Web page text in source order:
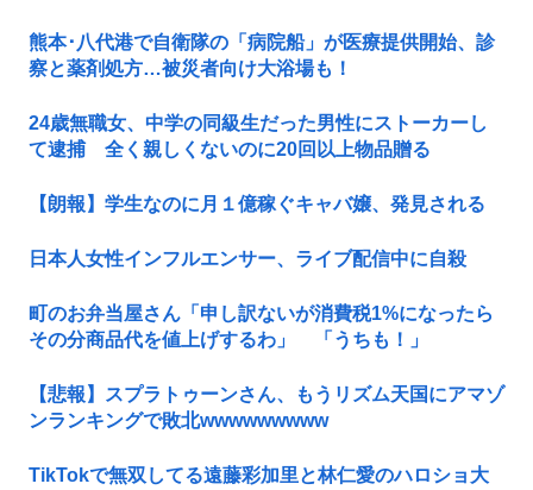
熊本･八代港で自衛隊の「病院船」が医療提供開始、診
察と薬剤処方…被災者向け大浴場も！
24歳無職女、中学の同級生だった男性にストーカーし
て逮捕 全く親しくないのに20回以上物品贈る
【朗報】学生なのに月１億稼ぐキャバ嬢、発見される
日本人女性インフルエンサー、ライブ配信中に自殺
町のお弁当屋さん「申し訳ないが消費税1%になったら
その分商品代を値上げするわ」 「うちも！」
【悲報】スプラトゥーンさん、もうリズム天国にアマゾ
ンランキングで敗北wwwwwwwww
TikTokで無双してる遠藤彩加里と林仁愛のハロショ大